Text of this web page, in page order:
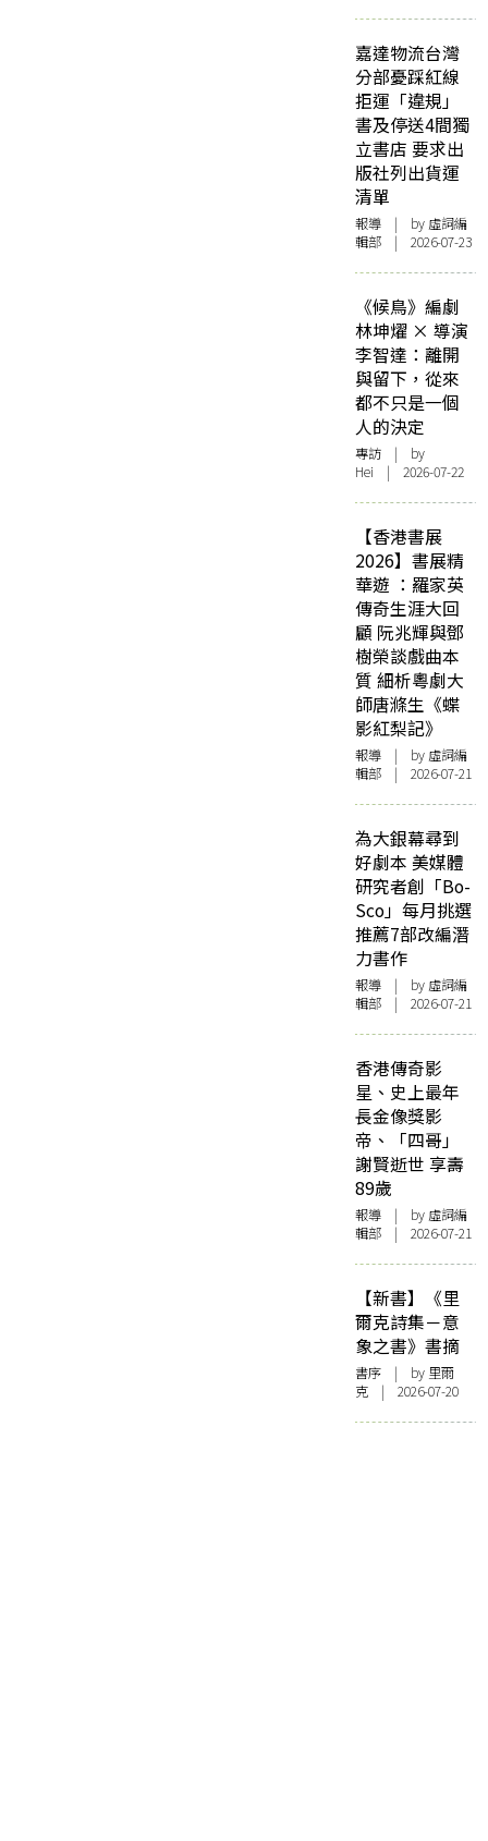
嘉達物流台灣
分部憂踩紅線
拒運「違規」
書及停送4間獨
立書店 要求出
版社列出貨運
清單
報導 | by 虛詞編
輯部 | 2026-07-23
《候鳥》編劇
林坤燿 × 導演
李智達：離開
與留下，從來
都不只是一個
人的決定
專訪 | by
Hei | 2026-07-22
【香港書展
2026】書展精
華遊 ：羅家英
傳奇生涯大回
顧 阮兆輝與鄧
樹榮談戲曲本
質 細析粵劇大
師唐滌生《蝶
影紅梨記》
報導 | by 虛詞編
輯部 | 2026-07-21
為大銀幕尋到
好劇本 美媒體
研究者創「Bo-
Sco」每月挑選
推薦7部改編潛
力書作
報導 | by 虛詞編
輯部 | 2026-07-21
香港傳奇影
星、史上最年
長金像獎影
帝、「四哥」
謝賢逝世 享壽
89歲
報導 | by 虛詞編
輯部 | 2026-07-21
【新書】《里
爾克詩集－意
象之書》書摘
書序 | by 里爾
克 | 2026-07-20